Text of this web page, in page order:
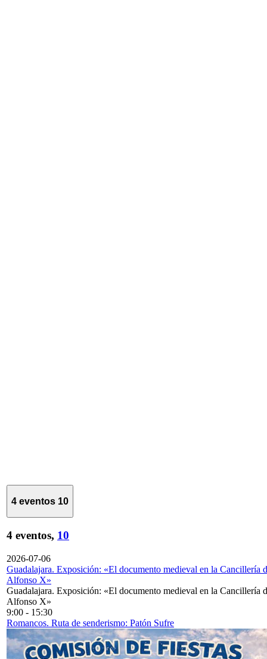
4 eventos 10
4 eventos, 10
2026-07-06
Guadalajara. Exposición: «El documento medieval en la Cancillería
Alfonso X»
Guadalajara. Exposición: «El documento medieval en la Cancillería
Alfonso X»
9:00 - 15:30
Romancos. Ruta de senderismo: Patón Sufre